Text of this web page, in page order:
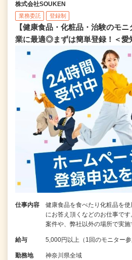
株式会社SOUKEN
業務委託 登録制
【健康食品・化粧品・治験のモ
業に最適◎まずは簡単登録！＜愛
仕事内容
健康食品を食べたり化粧品を
にお答え頂くなどのお仕事で
案件や、弊社以外の場所で実
給与 5,000円以上（1回のモニター
勤務地 神奈川県全域